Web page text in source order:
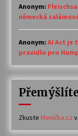
Anonym:
německá
Anonym: AI Act je
pravidlo pro
Zkuste Meníčka.cz